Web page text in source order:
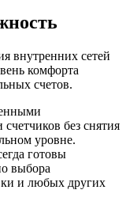
внутренних сетей
комфорта
счетов.
без снятия
уровне.
готовы
выбора
и любых других